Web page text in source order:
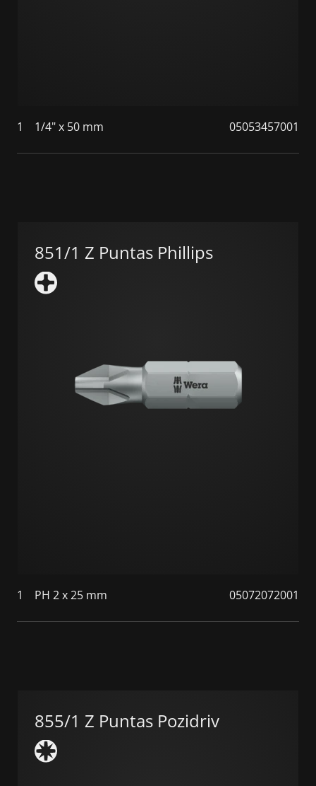
1 1/4" x 50 mm 05053457001
851/1 Z Puntas Phillips
1 PH 2 x 25 mm 05072072001
855/1 Z Puntas Pozidriv